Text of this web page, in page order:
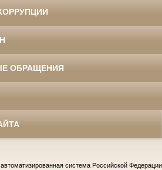
ОБРАЩЕНИЯ
система Российской